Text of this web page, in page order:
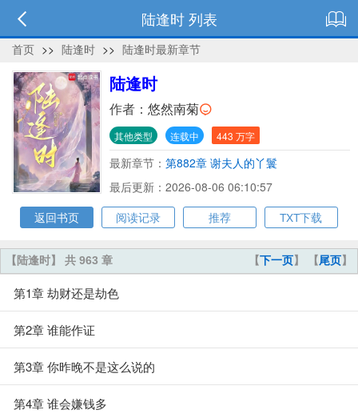
陆逢时 列表
首页 >> 陆逢时 >> 陆逢时最新章节
陆逢时
作者： 悠然南菊
其他类型 连载中 443 万字
最新章节： 第882章 谢夫人的丫鬟
最后更新：2026-08-06 06:10:57
返回书页
阅读记录 推荐 TXT下载
【下一页】 【尾页】
【陆逢时】 共 963 章
第1章 劫财还是劫色
第2章 谁能作证
第3章 你昨晚不是这么说的
第4章 谁会嫌钱多